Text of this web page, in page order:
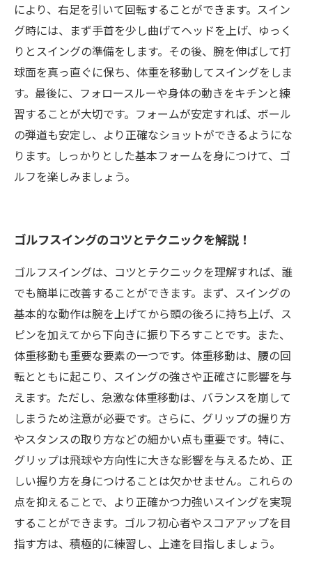
により、右足を引いて回転することができます。スイン
グ時には、まず手首を少し曲げてヘッドを上げ、ゆっく
りとスイングの準備をします。その後、腕を伸ばして打
球面を真っ直ぐに保ち、体重を移動してスイングをしま
す。最後に、フォロースルーや身体の動きをキチンと練
習することが大切です。フォームが安定すれば、ボール
の弾道も安定し、より正確なショットができるようにな
ります。しっかりとした基本フォームを身につけて、ゴ
ルフを楽しみましょう。
ゴルフスイングのコツとテクニックを解説！
ゴルフスイングは、コツとテクニックを理解すれば、誰
でも簡単に改善することができます。まず、スイングの
基本的な動作は腕を上げてから頭の後ろに持ち上げ、ス
ピンを加えてから下向きに振り下ろすことです。また、
体重移動も重要な要素の一つです。体重移動は、腰の回
転とともに起こり、スイングの強さや正確さに影響を与
えます。ただし、急激な体重移動は、バランスを崩して
しまうため注意が必要です。さらに、グリップの握り方
やスタンスの取り方などの細かい点も重要です。特に、
グリップは飛球や方向性に大きな影響を与えるため、正
しい握り方を身につけることは欠かせません。これらの
点を抑えることで、より正確かつ力強いスイングを実現
することができます。ゴルフ初心者やスコアアップを目
指す方は、積極的に練習し、上達を目指しましょう。